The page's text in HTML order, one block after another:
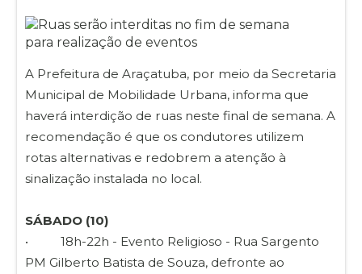
A Prefeitura de Araçatuba, por meio da Secretaria
Municipal de Mobilidade Urbana, informa que
haverá interdição de ruas neste final de semana. A
recomendação é que os condutores utilizem
rotas alternativas e redobrem a atenção à
sinalização instalada no local.
SÁBADO (10)
• 18h-22h - Evento Religioso - Rua Sargento
PM Gilberto Batista de Souza, defronte ao